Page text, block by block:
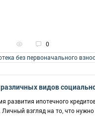
0
без первоначального
видов
развития ипотечного
Личный взгляд на то, что